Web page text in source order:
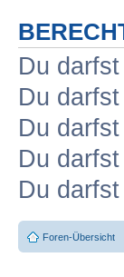
Du darfst
Du darfst
Du
Du
Du darfst
Foren-Übersicht